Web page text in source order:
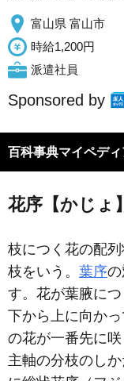
富山県 富山市
時給1,200円
派遣社員
Sponsored by
百科事典マイペディ
花序【かじょ】
枝につく花の配
枝をいう。 葉序
す。花が葉腋に
下から上に向か
の花が一番先に
主軸の分枝のし